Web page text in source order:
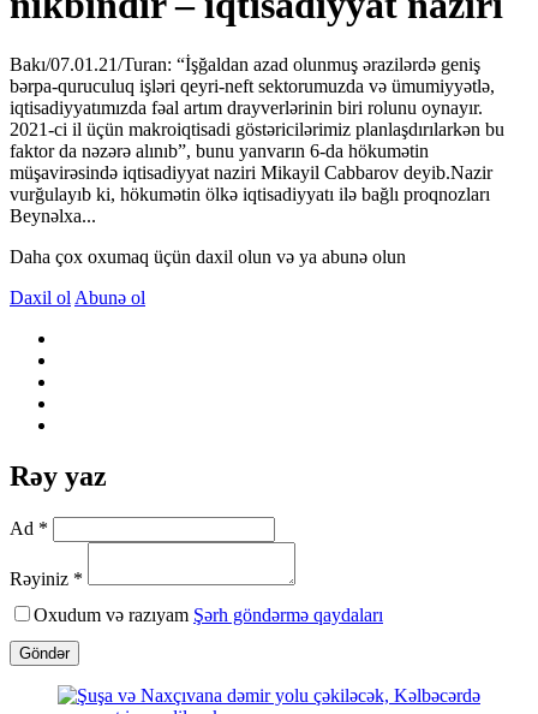
Bakı/07.01.21/Turan: “İşğaldan azad olunmuş ərazilərdə geniş
bərpa-quruculuq işləri qeyri-neft sektorumuzda və ümumiyyətlə,
iqtisadiyyatımızda fəal artım drayverlərinin biri rolunu oynayır.
2021-ci il üçün makroiqtisadi göstəricilərimiz planlaşdırılarkən bu
faktor da nəzərə alınıb”, bunu yanvarın 6-da hökumətin
müşavirəsində iqtisadiyyat naziri Mikayil Cabbarov deyib.Nazir
vurğulayıb ki, hökumətin ölkə iqtisadiyyatı ilə bağlı proqnozları
Beynəlxa...
Daha çox oxumaq üçün daxil olun və ya abunə olun
Daxil ol Abunə ol
Rəy yaz
Ad *
Rəyiniz *
Oxudum və razıyam Şərh göndərmə qaydaları
Göndər